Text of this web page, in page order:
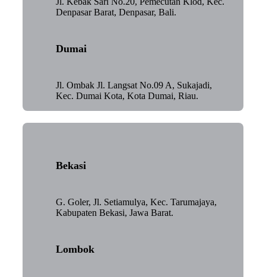
Denpasar Barat, Denpasar, Bali.
Dumai
Jl. Ombak Jl. Langsat No.09 A, Sukajadi,
Kec. Dumai Kota, Kota Dumai, Riau.
Bekasi
G. Goler, Jl. Setiamulya, Kec. Tarumajaya,
Kabupaten Bekasi, Jawa Barat.
Lombok